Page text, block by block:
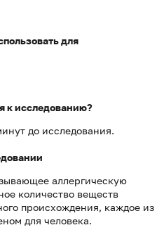
для
к исследованию?
до исследования.
аллергическую
количество веществ
происхождения, каждое из
для человека.